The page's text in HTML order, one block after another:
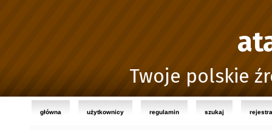
Twoje polskie
główna użytkownicy regulamin szukaj